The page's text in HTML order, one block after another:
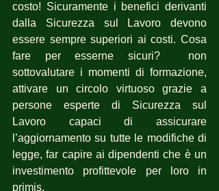
costo! Sicuramente i benefici derivanti
dalla Sicurezza sul Lavoro devono
essere sempre superiori ai costi. Cosa
fare per esserne sicuri?  non
sottovalutare i momenti di formazione,
attivare un circolo virtuoso grazie a
persone esperte di Sicurezza sul
Lavoro capaci di assicurare
l’aggiornamento su tutte le modifiche di
legge, far capire ai dipendenti che è un
investimento profittevole per loro in
primis.